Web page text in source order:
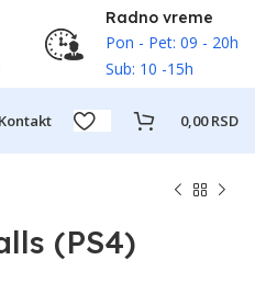
Radno vreme
Pon - Pet: 09 - 20h
Sub: 10 -15h
Kontakt 0,00RSD
(PS4)